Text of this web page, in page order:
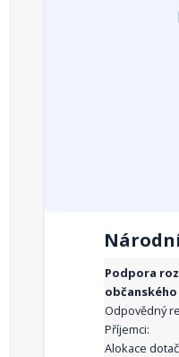
Podpora
Odpovědný
Příjemci:
Alokace